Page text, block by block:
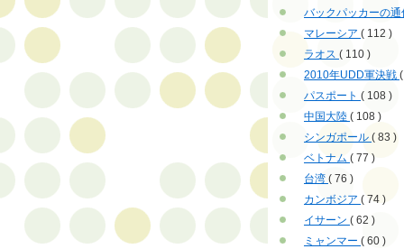
バックパッカーの
マレーシア ( 112 )
ラオス ( 110 )
2010年UDD軍決戦
パスポート ( 108 )
中国大陸 ( 108 )
シンガポール ( 83 )
ベトナム ( 77 )
台湾 ( 76 )
カンボジア ( 74 )
イサーン ( 62 )
ミャンマー ( 60 )